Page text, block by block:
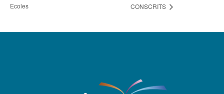
Ecoles
CONSCRITS